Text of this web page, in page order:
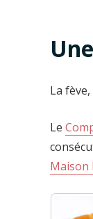
La
Le
Maison